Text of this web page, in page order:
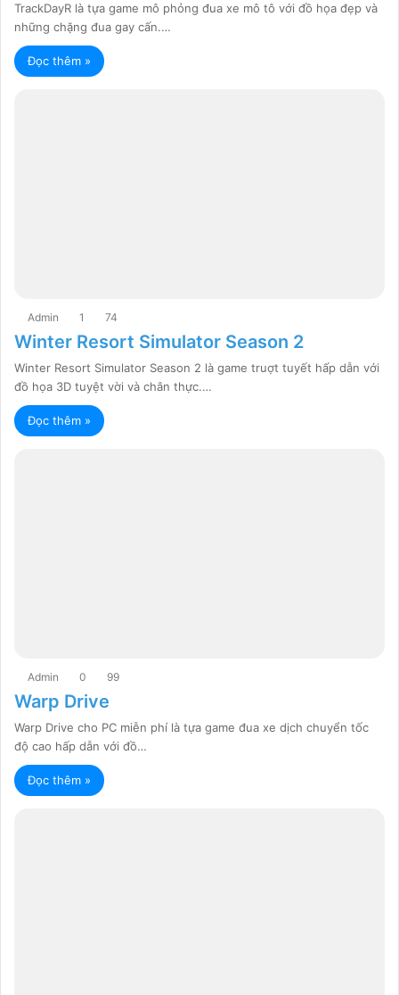
TrackDayR là tựa game mô phỏng đua xe mô tô với đồ họa đẹp và
những chặng đua gay cấn.…
Đọc thêm »
Admin 1 74
Winter Resort Simulator Season 2
Winter Resort Simulator Season 2 là game truợt tuyết hấp dẫn với
đồ họa 3D tuyệt vời và chân thực.…
Đọc thêm »
Admin 0 99
Warp Drive
Warp Drive cho PC miễn phí là tựa game đua xe dịch chuyển tốc
độ cao hấp dẫn với đồ…
Đọc thêm »